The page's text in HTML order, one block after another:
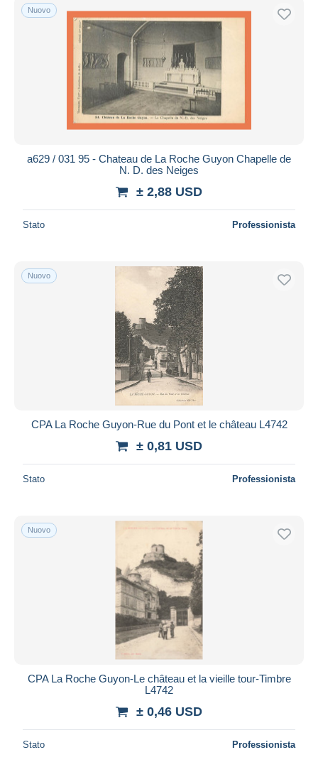
Nuovo
a629 / 031 95 - Chateau de La Roche Guyon Chapelle de
N. D. des Neiges
± 2,88 USD
Stato Professionista
Nuovo
CPA La Roche Guyon-Rue du Pont et le château L4742
± 0,81 USD
Stato Professionista
Nuovo
CPA La Roche Guyon-Le château et la vieille tour-Timbre
L4742
± 0,46 USD
Stato Professionista